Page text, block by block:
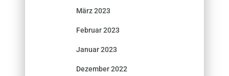
März 2023
Februar 2023
Januar 2023
Dezember 2022